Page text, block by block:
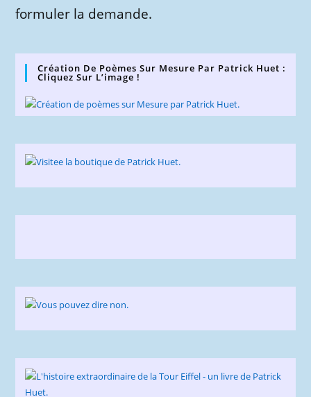
formuler la demande.
Création De Poèmes Sur Mesure Par Patrick Huet :
Cliquez Sur L’image !